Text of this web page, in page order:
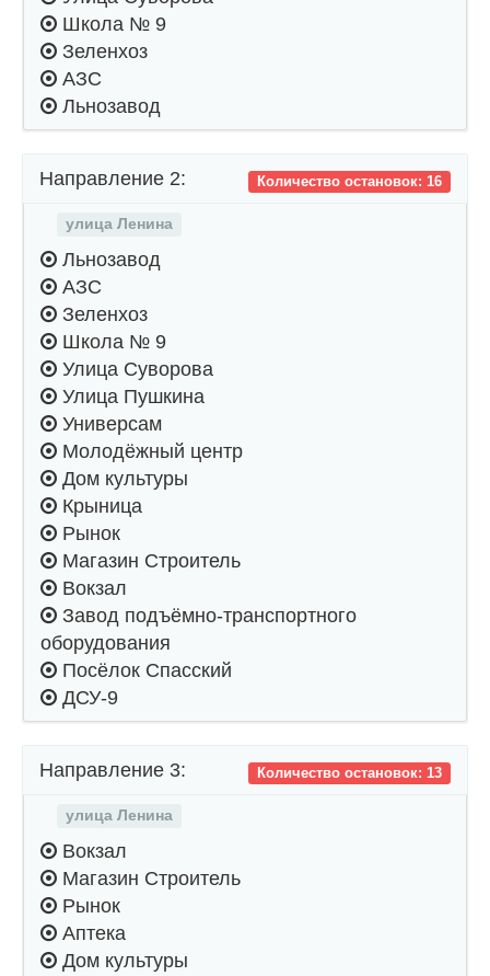
Школа № 9
Зеленхоз
АЗС
Льнозавод
Количество остановок: 16
Направление 2:
улица Ленина
Льнозавод
АЗС
Зеленхоз
Школа № 9
Улица Суворова
Улица Пушкина
Универсам
Молодёжный центр
Дом культуры
Крыница
Рынок
Магазин Строитель
Вокзал
Завод подъёмно-транспортного
оборудования
Посёлок Спасский
ДСУ-9
Количество остановок: 13
Направление 3:
улица Ленина
Вокзал
Магазин Строитель
Рынок
Аптека
Дом культуры